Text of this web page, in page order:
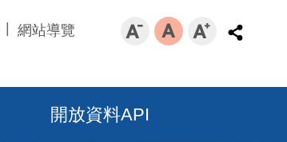
網站導覽
開放資料API